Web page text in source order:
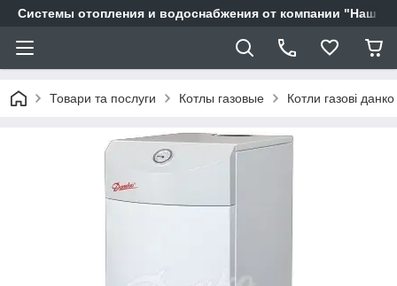
Системы отопления и водоснабжения от компании "Наш
Товари та послуги Котлы газовые Котли газові